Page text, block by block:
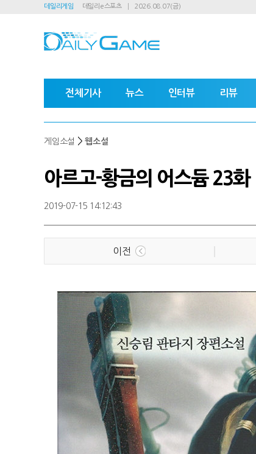
데일리게임 데일리e스포츠 2026.08.07(금)
전체기사 뉴스 인터뷰 리뷰
게임소설 >웹소설
아르고-황금의 어스듐 23화
2019-07-15 14:12:43
이전